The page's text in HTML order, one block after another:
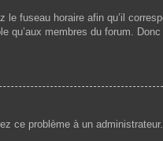
le fuseau horaire afin qu’il
membres du forum. Donc
ce problème à un administrateur.